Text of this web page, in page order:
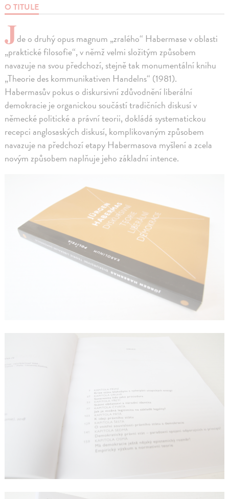
O TITULE
Jde o druhý opus magnum „zralého“ Habermase v oblasti
„praktické filosofie“, v němž velmi složitým způsobem
navazuje na svou předchozí, stejně tak monumentální knihu
„Theorie des kommunikativen Handelns“ (1981).
Habermasův pokus o diskursivní zdůvodnění liberální
demokracie je organickou součástí tradičních diskusí v
německé politické a právní teorii, dokládá systematickou
recepci anglosaských diskusí, komplikovaným způsobem
navazuje na předchozí etapy Habermasova myšlení a zcela
novým způsobem naplňuje jeho základní intence.